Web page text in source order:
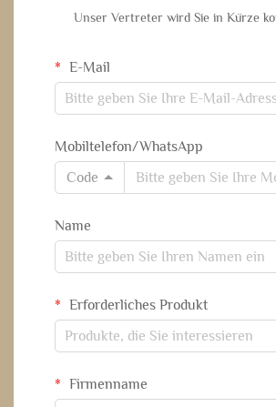
Unser Vertreter wird Sie in Kürze
E-Mail
Mobiltelefon/WhatsApp
Code
Name
Erforderliches Produkt
Firmenname